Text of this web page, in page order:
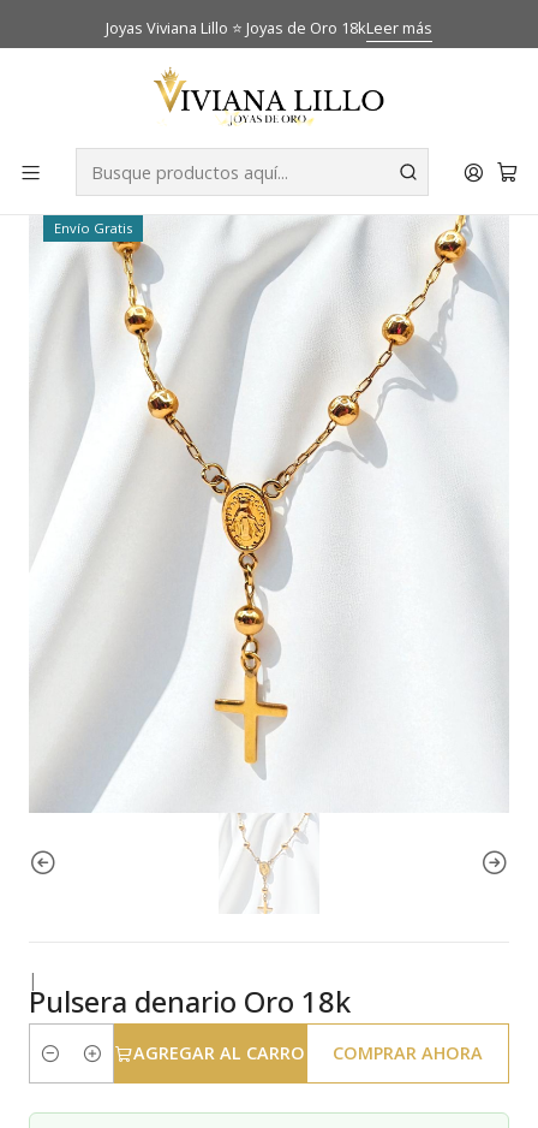
Joyas Viviana Lillo ⭐ Joyas de Oro 18kLeer más
Catálogo
-29% OFF
Envío Gratis
|
Pulsera denario Oro 18k
Cantidad
AGREGAR AL CARRO COMPRAR AHORA